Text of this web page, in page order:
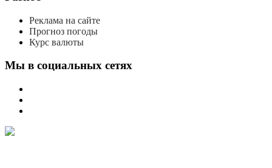
Реклама на сайте
Прогноз погоды
Курс валюты
Мы в социальных сетях